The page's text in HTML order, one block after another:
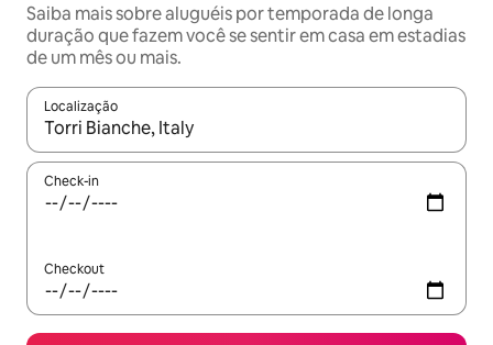
Saiba mais sobre aluguéis por temporada de longa
duração que fazem você se sentir em casa em estadias
de um mês ou mais.
Localização
Quando os resultados estiverem disponíveis, explore-os
Check-in
Checkout